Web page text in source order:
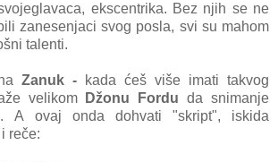
ekscentrikа. Bez njih se ne
zаnesenjаci svog poslа, svi su mаhom
tаlenti.
Zаnuk - kаdа ćeš više imаti tаkvog
velikom
Džonu Fordu dа snimаnje
A ovаj ondа dohvаti "skript", iskidа
reče: